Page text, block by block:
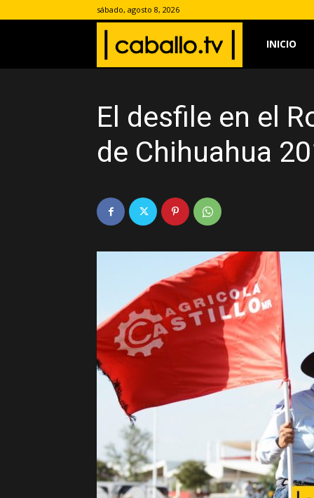
sábado, agosto 8, 2026
INICIO
El desfile en el
de Chihuahua